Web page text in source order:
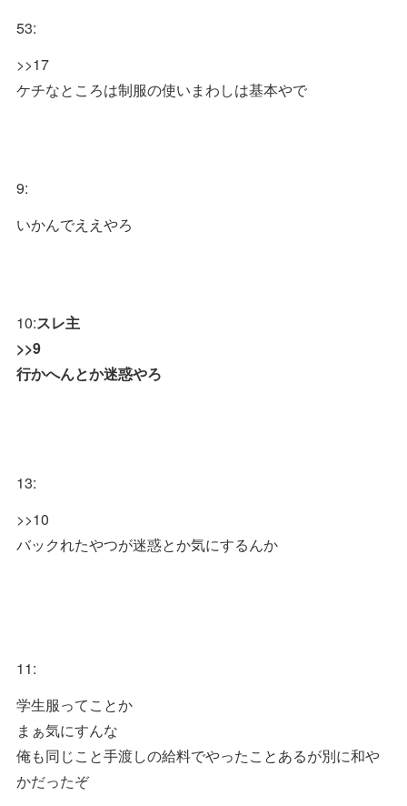
53:
>>17
ケチなところは制服の使いまわしは基本やで
9:
いかんでええやろ
10:スレ主
>>9
行かへんとか迷惑やろ
13:
>>10
バックれたやつが迷惑とか気にするんか
11:
学生服ってことか
まぁ気にすんな
俺も同じこと手渡しの給料でやったことあるが別に和や
かだったぞ